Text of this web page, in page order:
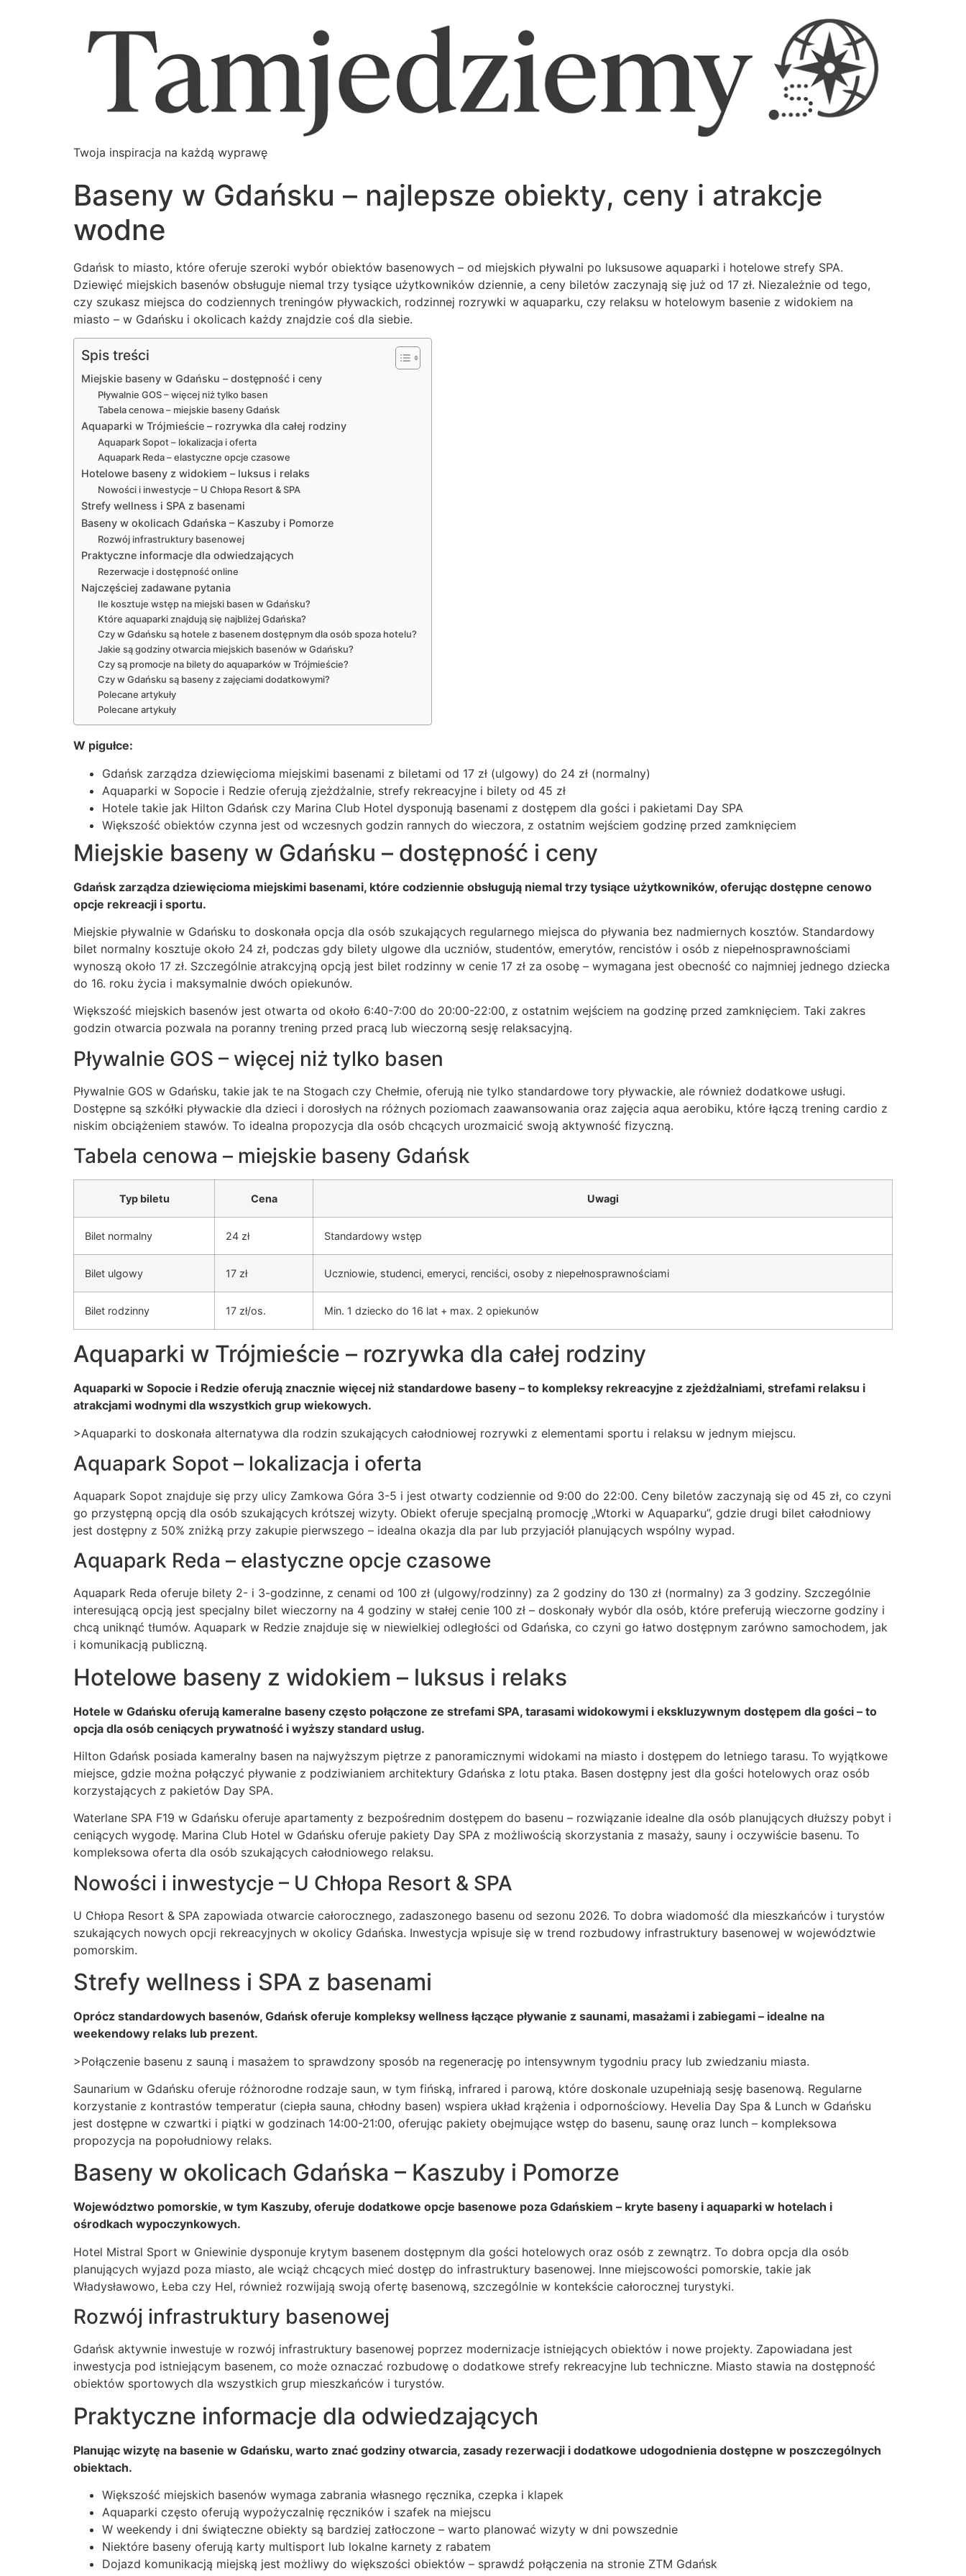
Twoja inspiracja na każdą wyprawę
Baseny w Gdańsku – najlepsze obiekty, ceny i atrakcje
wodne
Gdańsk to miasto, które oferuje szeroki wybór obiektów basenowych – od miejskich pływalni po luksusowe aquaparki i hotelowe strefy SPA.
Dziewięć miejskich basenów obsługuje niemal trzy tysiące użytkowników dziennie, a ceny biletów zaczynają się już od 17 zł. Niezależnie od tego,
czy szukasz miejsca do codziennych treningów pływackich, rodzinnej rozrywki w aquaparku, czy relaksu w hotelowym basenie z widokiem na
miasto – w Gdańsku i okolicach każdy znajdzie coś dla siebie.
Spis treści
Miejskie baseny w Gdańsku – dostępność i ceny
Pływalnie GOS – więcej niż tylko basen
Tabela cenowa – miejskie baseny Gdańsk
Aquaparki w Trójmieście – rozrywka dla całej rodziny
Aquapark Sopot – lokalizacja i oferta
Aquapark Reda – elastyczne opcje czasowe
Hotelowe baseny z widokiem – luksus i relaks
Nowości i inwestycje – U Chłopa Resort & SPA
Strefy wellness i SPA z basenami
Baseny w okolicach Gdańska – Kaszuby i Pomorze
Rozwój infrastruktury basenowej
Praktyczne informacje dla odwiedzających
Rezerwacje i dostępność online
Najczęściej zadawane pytania
Ile kosztuje wstęp na miejski basen w Gdańsku?
Które aquaparki znajdują się najbliżej Gdańska?
Czy w Gdańsku są hotele z basenem dostępnym dla osób spoza hotelu?
Jakie są godziny otwarcia miejskich basenów w Gdańsku?
Czy są promocje na bilety do aquaparków w Trójmieście?
Czy w Gdańsku są baseny z zajęciami dodatkowymi?
Polecane artykuły
Polecane artykuły
W pigułce:
Gdańsk zarządza dziewięcioma miejskimi basenami z biletami od 17 zł (ulgowy) do 24 zł (normalny)
Aquaparki w Sopocie i Redzie oferują zjeżdżalnie, strefy rekreacyjne i bilety od 45 zł
Hotele takie jak Hilton Gdańsk czy Marina Club Hotel dysponują basenami z dostępem dla gości i pakietami Day SPA
Większość obiektów czynna jest od wczesnych godzin rannych do wieczora, z ostatnim wejściem godzinę przed zamknięciem
Miejskie baseny w Gdańsku – dostępność i ceny
Gdańsk zarządza dziewięcioma miejskimi basenami, które codziennie obsługują niemal trzy tysiące użytkowników, oferując dostępne cenowo
opcje rekreacji i sportu.
Miejskie pływalnie w Gdańsku to doskonała opcja dla osób szukających regularnego miejsca do pływania bez nadmiernych kosztów. Standardowy
bilet normalny kosztuje około 24 zł, podczas gdy bilety ulgowe dla uczniów, studentów, emerytów, rencistów i osób z niepełnosprawnościami
wynoszą około 17 zł. Szczególnie atrakcyjną opcją jest bilet rodzinny w cenie 17 zł za osobę – wymagana jest obecność co najmniej jednego dziecka
do 16. roku życia i maksymalnie dwóch opiekunów.
Większość miejskich basenów jest otwarta od około 6:40-7:00 do 20:00-22:00, z ostatnim wejściem na godzinę przed zamknięciem. Taki zakres
godzin otwarcia pozwala na poranny trening przed pracą lub wieczorną sesję relaksacyjną.
Pływalnie GOS – więcej niż tylko basen
Pływalnie GOS w Gdańsku, takie jak te na Stogach czy Chełmie, oferują nie tylko standardowe tory pływackie, ale również dodatkowe usługi.
Dostępne są szkółki pływackie dla dzieci i dorosłych na różnych poziomach zaawansowania oraz zajęcia aqua aerobiku, które łączą trening cardio z
niskim obciążeniem stawów. To idealna propozycja dla osób chcących urozmaicić swoją aktywność fizyczną.
Tabela cenowa – miejskie baseny Gdańsk
Typ biletu Cena Uwagi
Bilet normalny 24 zł Standardowy wstęp
Bilet ulgowy 17 zł Uczniowie, studenci, emeryci, renciści, osoby z niepełnosprawnościami
Bilet rodzinny 17 zł/os. Min. 1 dziecko do 16 lat + max. 2 opiekunów
Aquaparki w Trójmieście – rozrywka dla całej rodziny
Aquaparki w Sopocie i Redzie oferują znacznie więcej niż standardowe baseny – to kompleksy rekreacyjne z zjeżdżalniami, strefami relaksu i
atrakcjami wodnymi dla wszystkich grup wiekowych.
>Aquaparki to doskonała alternatywa dla rodzin szukających całodniowej rozrywki z elementami sportu i relaksu w jednym miejscu.
Aquapark Sopot – lokalizacja i oferta
Aquapark Sopot znajduje się przy ulicy Zamkowa Góra 3-5 i jest otwarty codziennie od 9:00 do 22:00. Ceny biletów zaczynają się od 45 zł, co czyni
go przystępną opcją dla osób szukających krótszej wizyty. Obiekt oferuje specjalną promocję „Wtorki w Aquaparku”, gdzie drugi bilet całodniowy
jest dostępny z 50% zniżką przy zakupie pierwszego – idealna okazja dla par lub przyjaciół planujących wspólny wypad.
Aquapark Reda – elastyczne opcje czasowe
Aquapark Reda oferuje bilety 2- i 3-godzinne, z cenami od 100 zł (ulgowy/rodzinny) za 2 godziny do 130 zł (normalny) za 3 godziny. Szczególnie
interesującą opcją jest specjalny bilet wieczorny na 4 godziny w stałej cenie 100 zł – doskonały wybór dla osób, które preferują wieczorne godziny i
chcą uniknąć tłumów. Aquapark w Redzie znajduje się w niewielkiej odległości od Gdańska, co czyni go łatwo dostępnym zarówno samochodem, jak
i komunikacją publiczną.
Hotelowe baseny z widokiem – luksus i relaks
Hotele w Gdańsku oferują kameralne baseny często połączone ze strefami SPA, tarasami widokowymi i ekskluzywnym dostępem dla gości – to
opcja dla osób ceniących prywatność i wyższy standard usług.
Hilton Gdańsk posiada kameralny basen na najwyższym piętrze z panoramicznymi widokami na miasto i dostępem do letniego tarasu. To wyjątkowe
miejsce, gdzie można połączyć pływanie z podziwianiem architektury Gdańska z lotu ptaka. Basen dostępny jest dla gości hotelowych oraz osób
korzystających z pakietów Day SPA.
Waterlane SPA F19 w Gdańsku oferuje apartamenty z bezpośrednim dostępem do basenu – rozwiązanie idealne dla osób planujących dłuższy pobyt i
ceniących wygodę. Marina Club Hotel w Gdańsku oferuje pakiety Day SPA z możliwością skorzystania z masaży, sauny i oczywiście basenu. To
kompleksowa oferta dla osób szukających całodniowego relaksu.
Nowości i inwestycje – U Chłopa Resort & SPA
U Chłopa Resort & SPA zapowiada otwarcie całorocznego, zadaszonego basenu od sezonu 2026. To dobra wiadomość dla mieszkańców i turystów
szukających nowych opcji rekreacyjnych w okolicy Gdańska. Inwestycja wpisuje się w trend rozbudowy infrastruktury basenowej w województwie
pomorskim.
Strefy wellness i SPA z basenami
Oprócz standardowych basenów, Gdańsk oferuje kompleksy wellness łączące pływanie z saunami, masażami i zabiegami – idealne na
weekendowy relaks lub prezent.
>Połączenie basenu z sauną i masażem to sprawdzony sposób na regenerację po intensywnym tygodniu pracy lub zwiedzaniu miasta.
Saunarium w Gdańsku oferuje różnorodne rodzaje saun, w tym fińską, infrared i parową, które doskonale uzupełniają sesję basenową. Regularne
korzystanie z kontrastów temperatur (ciepła sauna, chłodny basen) wspiera układ krążenia i odpornościowy. Hevelia Day Spa & Lunch w Gdańsku
jest dostępne w czwartki i piątki w godzinach 14:00-21:00, oferując pakiety obejmujące wstęp do basenu, saunę oraz lunch – kompleksowa
propozycja na popołudniowy relaks.
Baseny w okolicach Gdańska – Kaszuby i Pomorze
Województwo pomorskie, w tym Kaszuby, oferuje dodatkowe opcje basenowe poza Gdańskiem – kryte baseny i aquaparki w hotelach i
ośrodkach wypoczynkowych.
Hotel Mistral Sport w Gniewinie dysponuje krytym basenem dostępnym dla gości hotelowych oraz osób z zewnątrz. To dobra opcja dla osób
planujących wyjazd poza miasto, ale wciąż chcących mieć dostęp do infrastruktury basenowej. Inne miejscowości pomorskie, takie jak
Władysławowo, Łeba czy Hel, również rozwijają swoją ofertę basenową, szczególnie w kontekście całorocznej turystyki.
Rozwój infrastruktury basenowej
Gdańsk aktywnie inwestuje w rozwój infrastruktury basenowej poprzez modernizacje istniejących obiektów i nowe projekty. Zapowiadana jest
inwestycja pod istniejącym basenem, co może oznaczać rozbudowę o dodatkowe strefy rekreacyjne lub techniczne. Miasto stawia na dostępność
obiektów sportowych dla wszystkich grup mieszkańców i turystów.
Praktyczne informacje dla odwiedzających
Planując wizytę na basenie w Gdańsku, warto znać godziny otwarcia, zasady rezerwacji i dodatkowe udogodnienia dostępne w poszczególnych
obiektach.
Większość miejskich basenów wymaga zabrania własnego ręcznika, czepka i klapek
Aquaparki często oferują wypożyczalnię ręczników i szafek na miejscu
W weekendy i dni świąteczne obiekty są bardziej zatłoczone – warto planować wizyty w dni powszednie
Niektóre baseny oferują karty multisport lub lokalne karnety z rabatem
Dojazd komunikacją miejską jest możliwy do większości obiektów – sprawdź połączenia na stronie ZTM Gdańsk